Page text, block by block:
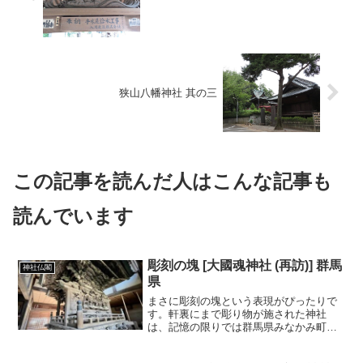
狭山八幡神社 其の三
この記事を読んだ人はこんな記事も
読んでいます
神社仏閣
彫刻の塊 [大國魂神社 (再訪)] 群馬
県
まさに彫刻の塊という表現がぴったりで
す。軒裏にまで彫り物が施された神社
は、記憶の限りでは群馬県みなかみ町の